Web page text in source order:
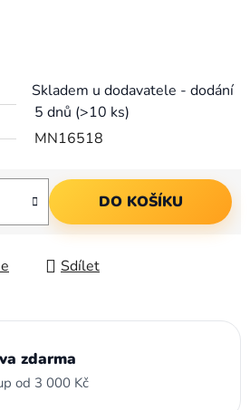
Skladem u dodavatele - dodání
5 dnů (>10 ks)
MN16518
DO KOŠÍKU
Sdílet
zdarma
od 3 000 Kč